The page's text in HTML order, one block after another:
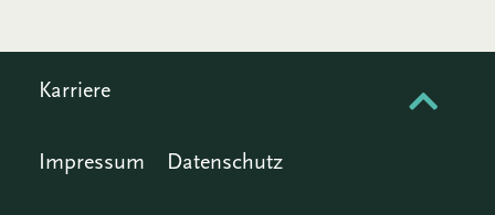
Karriere
Impressum Datenschutz